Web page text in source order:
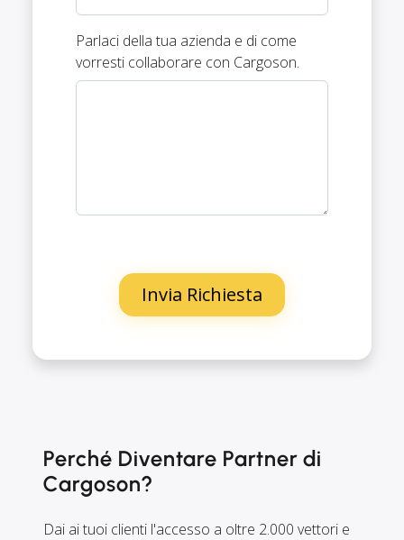
Parlaci della tua azienda e di come
vorresti collaborare con Cargoson.
Perché Diventare Partner di
Cargoson?
Dai ai tuoi clienti l'accesso a oltre 2.000 vettori e